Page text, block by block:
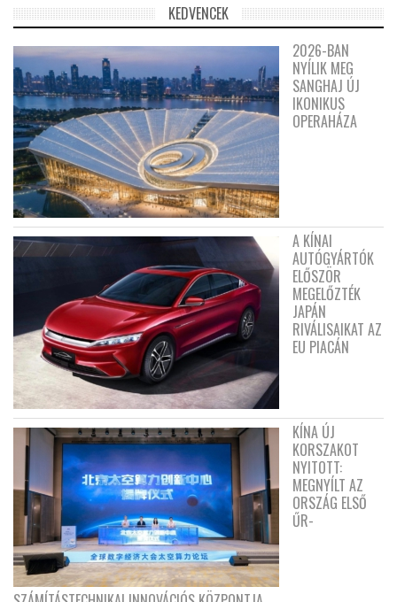
KEDVENCEK
2026-BAN
NYÍLIK MEG
SANGHAJ ÚJ
IKONIKUS
OPERAHÁZA
A KÍNAI
AUTÓGYÁRTÓK
ELŐSZÖR
MEGELŐZTÉK
JAPÁN
RIVÁLISAIKAT AZ
EU PIACÁN
KÍNA ÚJ
KORSZAKOT
NYITOTT:
MEGNYÍLT AZ
ORSZÁG ELSŐ
ŰR-